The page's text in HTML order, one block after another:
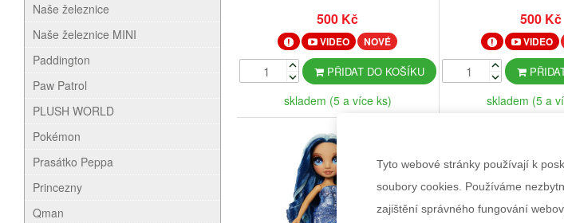
500 Kč
VIDEO NOVÉ
PŘIDAT DO KOŠÍKU
skladem (5 a více ks)
500 Kč
VIDEO
skladem (5 a
Naše železnice
Naše železnice MINI
Paddington
Paw Patrol
PLUSH WORLD
Pokémon
Prasátko Peppa
Princezny
Qman
Tyto webové stránky používají k
soubory cookies. Používáme
zajištění správného fungování